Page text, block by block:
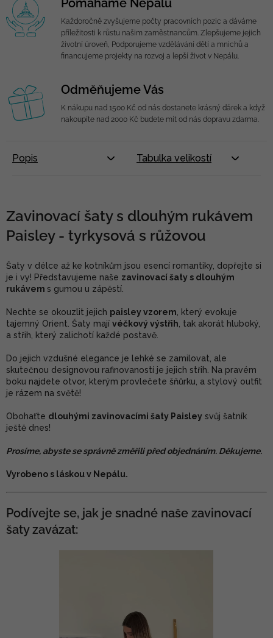
Pomáháme Nepálu
Každoročně zvyšujeme počty pracovních pozic a dáváme
příležitosti k růstu našim zaměstnancům. Zlepšujeme jejich
životní úroveň, Podporujeme vzdělávání dětí a mnichů a
financujeme projekty na rozvoj a lepší život v Nepálu.
Odměňujeme Vás
K nákupu nad 1500 Kč od nás dostanete krásný dárek a když
nakoupíte nad 2000 Kč budete mít od nás dopravu zdarma.
Popis Tabulka velikostí
Zavinovací šaty s dlouhým rukávem
Paisley - tyrkysová s růžovou
Šaty v délce až ke kotníkům jsou esencí romantiky, dopřejte si
je i vy! Představujeme naše zavinovací šaty s dlouhým
rukávem s gumou u zápěstí.
Nechte se okouzlit jejich paisley vzorem , který evokuje
tajemný Orient. Šaty mají véčkový výstřih , tak akorát hluboký,
a střih, který zalichotí každé postavě.
Do jejich vzdušné elegance je lehké se zamilovat, ale
skutečnou designovou rafinovaností je jejich střih. Na pravém
boku najdete otvor, kterým provlečete šňůrku, a stylový outfit
je rázem na světě!
Obohaťte dlouhými zavinovacími šaty Paisley svůj šatník
ještě dnes!
Prosíme, abyste se správně změřili před objednáním. Děkujeme.
Vyrobeno s láskou v Nepálu.
Podívejte se, jak je snadné naše zavinovací
šaty zavázat: